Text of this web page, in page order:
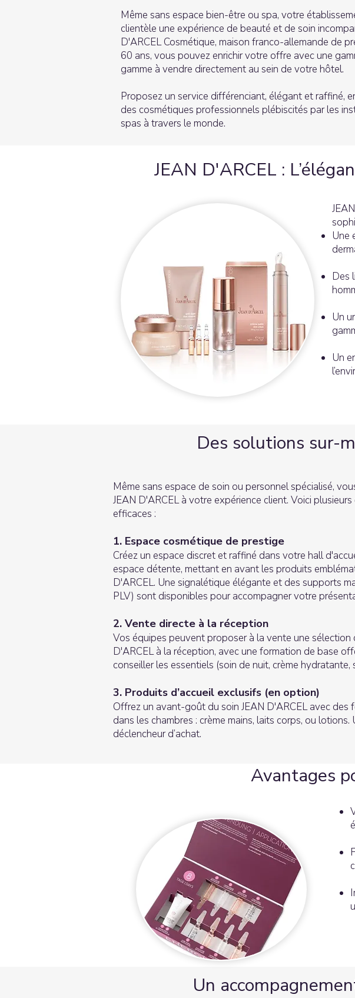
Même sans espace bien-être ou spa, votre
clientèle une expérience de beauté et de soin
D'ARCEL Cosmétique, maison franco-allemande de
60 ans, vous pouvez enrichir votre offre avec une
gamme à vendre directement au sein de votre hôtel.
Proposez un service différenciant, élégant et raffiné,
des cosmétiques professionnels plébiscités par les
spas à travers le monde.
JEAN D'ARCEL :
Une
Des
Un
Un
Des solutions sur-
Même sans espace de soin ou personnel spécialisé,
JEAN D'ARCEL à votre expérience client. Voici
efficaces :
1. Espace cosmétique de prestige
Créez un espace discret et raffiné dans votre hall
espace détente, mettant en avant les produits
D'ARCEL. Une signalétique élégante et des supports
PLV) sont disponibles pour accompagner votre
2. Vente directe à la réception
Vos équipes peuvent proposer à la vente une sélection
D'ARCEL à la réception, avec une formation de base
conseiller les essentiels (soin de nuit, crème hydratante,
3. Produits d’accueil exclusifs (en option)
Offrez un avant-goût du soin JEAN D'ARCEL avec des
dans les chambres : crème mains, laits corps, ou lotions.
déclencheur d’achat.
Avantages
Un